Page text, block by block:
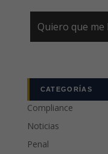
CATEGORÍAS
Compliance
Noticias
Penal